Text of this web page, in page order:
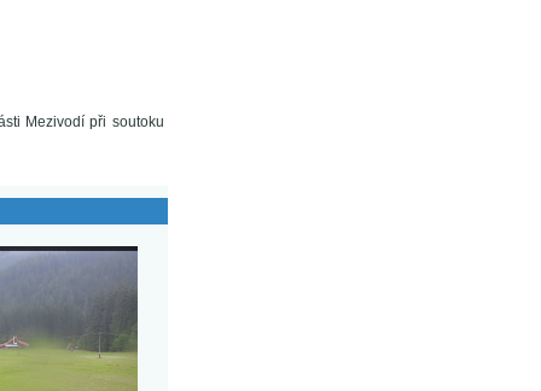
Mezivodí při soutoku